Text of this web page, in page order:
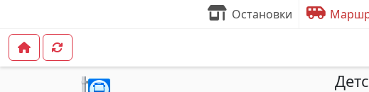
Остановки